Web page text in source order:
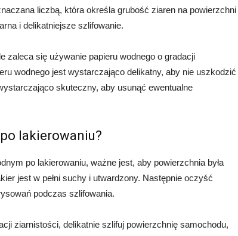
liczbą, która określa grubość ziaren na powierzchni
i delikatniejsze szlifowanie.
zaleca się używanie papieru wodnego o gradacji
wodnego jest wystarczająco delikatny, aby nie uszkodzić
skuteczny, aby usunąć ewentualne
lakierowaniu?
po lakierowaniu, ważne jest, aby powierzchnia była
jest w pełni suchy i utwardzony. Następnie oczyść
podczas szlifowania.
ziarnistości, delikatnie szlifuj powierzchnię samochodu,